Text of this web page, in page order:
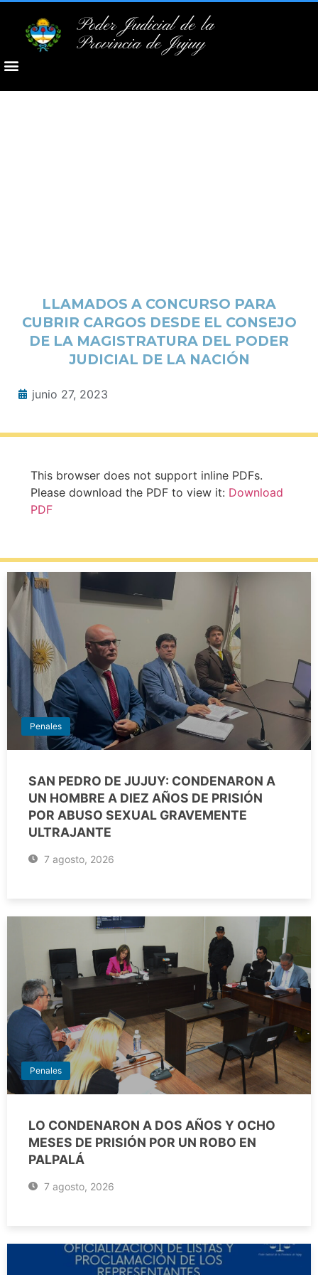
Poder Judicial de la
Provincia de Jujuy
LLAMADOS A CONCURSO PARA
CUBRIR CARGOS DESDE EL CONSEJO
DE LA MAGISTRATURA DEL PODER
JUDICIAL DE LA NACIÓN
junio 27, 2023
This browser does not support inline PDFs.
Please download the PDF to view it: Download
PDF
Penales
SAN PEDRO DE JUJUY: CONDENARON A
UN HOMBRE A DIEZ AÑOS DE PRISIÓN
POR ABUSO SEXUAL GRAVEMENTE
ULTRAJANTE
7 agosto, 2026
Penales
LO CONDENARON A DOS AÑOS Y OCHO
MESES DE PRISIÓN POR UN ROBO EN
PALPALÁ
7 agosto, 2026